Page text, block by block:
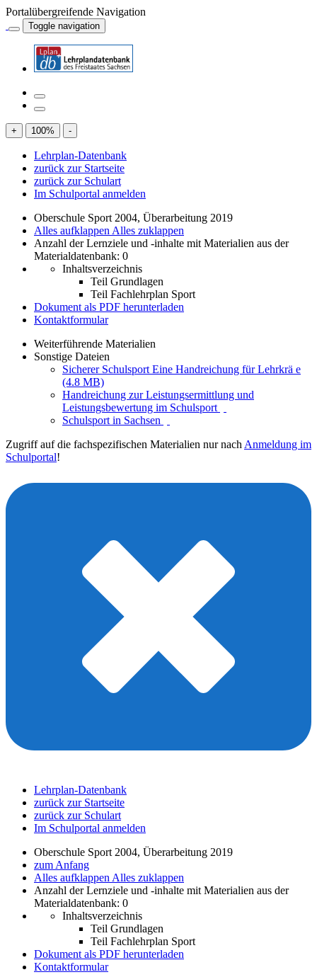
Portalübergreifende Navigation
Toggle navigation
+ 100% -
Lehrplan-Datenbank
zurück zur Startseite
zurück zur Schulart
Im Schulportal anmelden
Oberschule Sport 2004, Überarbeitung 2019
Alles aufklappen Alles zuklappen
Anzahl der Lernziele und -inhalte mit Materialien aus der
Materialdatenbank: 0
Inhaltsverzeichnis
Teil Grundlagen
Teil Fachlehrplan Sport
Dokument als PDF herunterladen
Kontaktformular
Weiterführende Materialien
Sonstige Dateien
Sicherer Schulsport Eine Handreichung für Lehrkrä e
(4.8 MB)
Handreichung zur Leistungsermittlung und
Leistungsbewertung im Schulsport
Schulsport in Sachsen
Zugriff auf die fachspezifischen Materialien nur nach Anmeldung im
Schulportal!
Lehrplan-Datenbank
zurück zur Startseite
zurück zur Schulart
Im Schulportal anmelden
Oberschule Sport 2004, Überarbeitung 2019
zum Anfang
Alles aufklappen Alles zuklappen
Anzahl der Lernziele und -inhalte mit Materialien aus der
Materialdatenbank: 0
Inhaltsverzeichnis
Teil Grundlagen
Teil Fachlehrplan Sport
Dokument als PDF herunterladen
Kontaktformular